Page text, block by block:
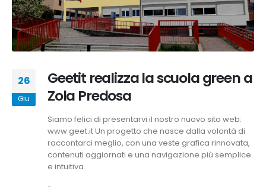
26
Giu
Geetit realizza la scuola green a
Zola Predosa
Siamo felici di presentarvi il nostro nuovo sito web:
www.geet.it Un progetto che nasce dalla volontà di
raccontarci meglio, con una veste grafica rinnovata,
contenuti aggiornati e una navigazione più semplice
e intuitiva.